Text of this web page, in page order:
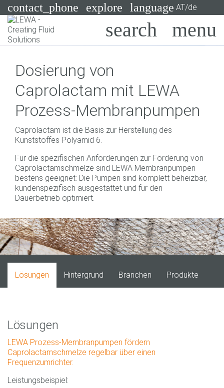
contact_phone explore language AT/de
Suchen
Systeme
Branchen
Anwendungen
Services
Consulting
Technologien
Dosierung von
Caprolactam mit LEWA
Prozess-Membranpumpen
Caprolactam ist die Basis zur Herstellung des
Kunststoffes Polyamid 6.
Für die spezifischen Anforderungen zur Förderung von
Caprolactamschmelze sind LEWA Membranpumpen
bestens geeignet: Die Pumpen sind komplett beheizbar,
kundenspezifisch ausgestattet und für den
Dauerbetrieb optimiert.
Lösungen Hintergrund Branchen Produkte
Lösungen
LEWA Prozess-Membranpumpen fördern
Caprolactamschmelze regelbar über einen
Frequenzumrichter.
Leistungsbeispiel: